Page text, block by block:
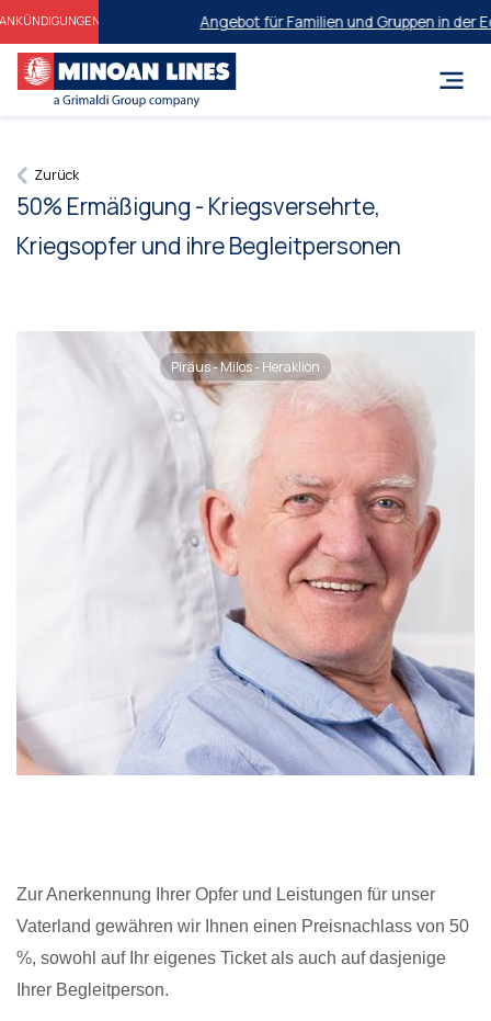
Angebot für Familien und Gruppen in der
Zurück
50% Ermäßigung - Kriegsversehrte,
Kriegsopfer und ihre Begleitpersonen
Piräus - Milos - Heraklion
Zur Anerkennung Ihrer Opfer und Leistungen für unser
Vaterland gewähren wir Ihnen einen Preisnachlass von 50
%, sowohl auf Ihr eigenes Ticket als auch auf dasjenige
Ihrer Begleitperson.